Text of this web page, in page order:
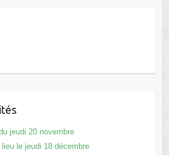
jeudi 20 novembre
le jeudi 18 décembre